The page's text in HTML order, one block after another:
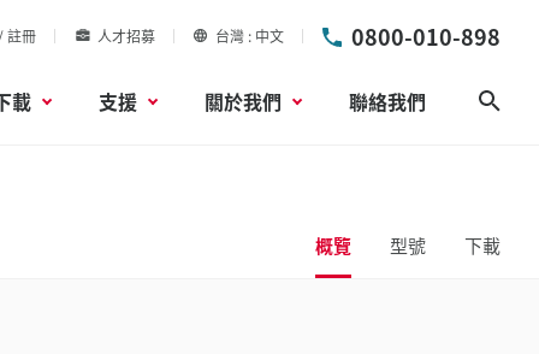
註冊 人才招募 台灣 中文 0800-010-898
載 支援 關於我們 聯絡我們
概覽 型號 下載